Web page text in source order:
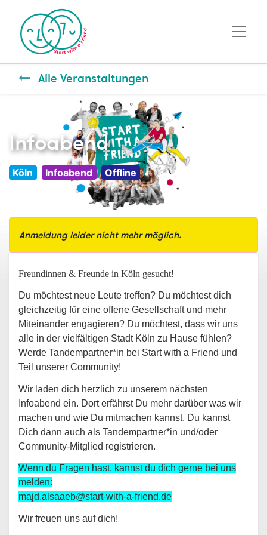
Alle Veranstaltungen
Infoabend
Köln Infoabend Offline
Anmeldung leider nicht mehr möglich.
Freundinnen & Freunde in Köln gesucht!
Du möchtest neue Leute treffen? Du möchtest dich
gleichzeitig für eine offene Gesellschaft und mehr
Miteinander engagieren? Du möchtest, dass wir uns
alle in der vielfältigen Stadt Köln zu Hause fühlen?
Werde Tandempartner*in bei Start with a Friend und
Teil unserer Community!
Wir laden dich herzlich zu unserem nächsten
Infoabend ein. Dort erfährst Du mehr darüber was wir
machen und wie Du mitmachen kannst. Du kannst
Dich dann auch als Tandempartner*in und/oder
Community-Mitglied registrieren.
Wenn du Fragen hast, kannst du dich gerne bei uns
melden:
majd.alsaaeb@start-with-a-friend.de
Wir freuen uns auf dich!